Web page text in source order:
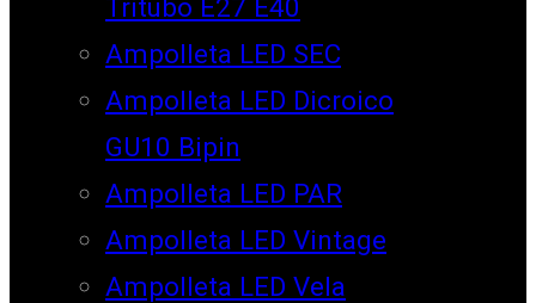
Tritubo E27 E40
Ampolleta LED SEC
Ampolleta LED Dicroico
GU10 Bipin
Ampolleta LED PAR
Ampolleta LED Vintage
Ampolleta LED Vela